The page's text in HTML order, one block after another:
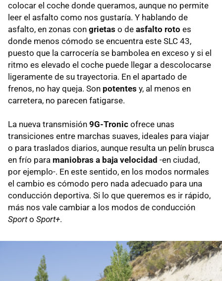
colocar el coche donde queramos, aunque no permite
leer el asfalto como nos gustaría. Y hablando de
asfalto, en zonas con grietas o de asfalto roto es
donde menos cómodo se encuentra este SLC 43,
puesto que la carrocería se bambolea en exceso y si el
ritmo es elevado el coche puede llegar a descolocarse
ligeramente de su trayectoria. En el apartado de
frenos, no hay queja. Son potentes y, al menos en
carretera, no parecen fatigarse.
La nueva transmisión 9G-Tronic ofrece unas
transiciones entre marchas suaves, ideales para viajar
o para traslados diarios, aunque resulta un pelín brusca
en frío para maniobras a baja velocidad -en ciudad,
por ejemplo-. En este sentido, en los modos normales
el cambio es cómodo pero nada adecuado para una
conducción deportiva. Si lo que queremos es ir rápido,
más nos vale cambiar a los modos de conducción
Sporto Sport+.